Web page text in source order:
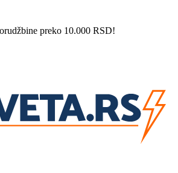
preko 10.000 RSD!